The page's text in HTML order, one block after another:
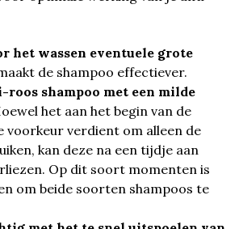
het wassen eventuele grote
de shampoo effectiever.
roos shampoo met een milde
het aan het begin van de
voorkeur verdient om alleen de
kan deze na een tijdje aan
Op dit soort momenten is
om beide soorten shampoos te